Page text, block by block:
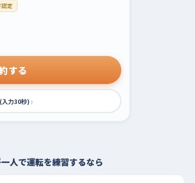
認定
する
(入力30秒) ›
人で運転を練習するなら